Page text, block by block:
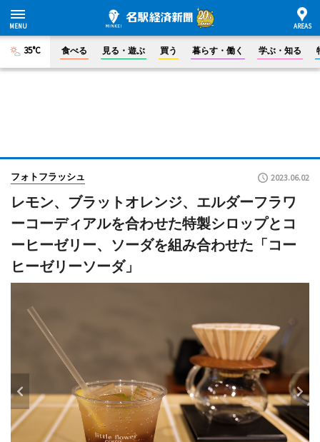
35°C 食べる 見る・遊ぶ 買う 暮らす・働く 学ぶ・知る
フォトフラッシュ 2023.06.02
レモン、ブラットオレンジ、エルダーフラワ
ーコーディアルを合わせた特製シロップとコ
ーヒーゼリー、ソーダを組み合わせた「コー
ヒーゼリーソーダ」